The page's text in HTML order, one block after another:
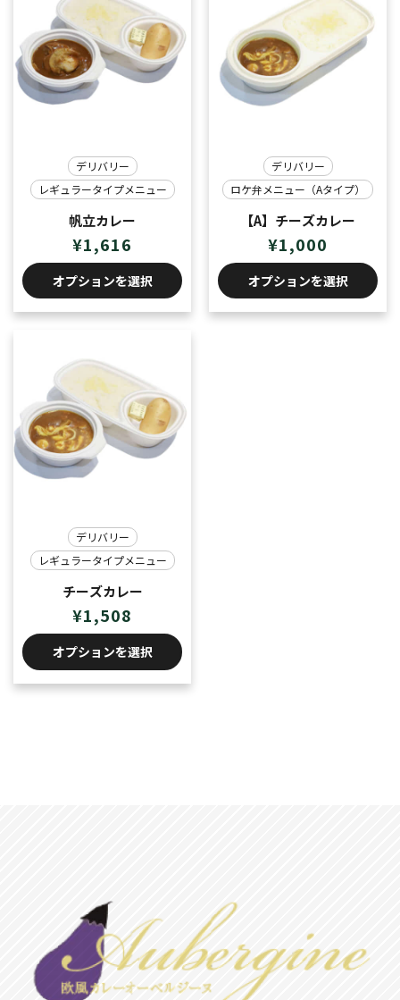
デリバリー
レギュラータイプメニュー
帆立カレー
¥1,616
オプションを選択
デリバリー
ロケ弁メニュー（Aタイプ）
【A】チーズカレー
¥1,000
オプションを選択
デリバリー
レギュラータイプメニュー
チーズカレー
¥1,508
オプションを選択